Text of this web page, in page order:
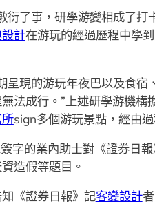
了事，研學游變相成了
計在游玩的經過歷程中學
呈現的游玩年夜巴以及食
法成行。”上述研學游機
sign多個游玩景點，經由過
字的業內助士對《證券日
造假等題目。
《證券日報》記客變設計